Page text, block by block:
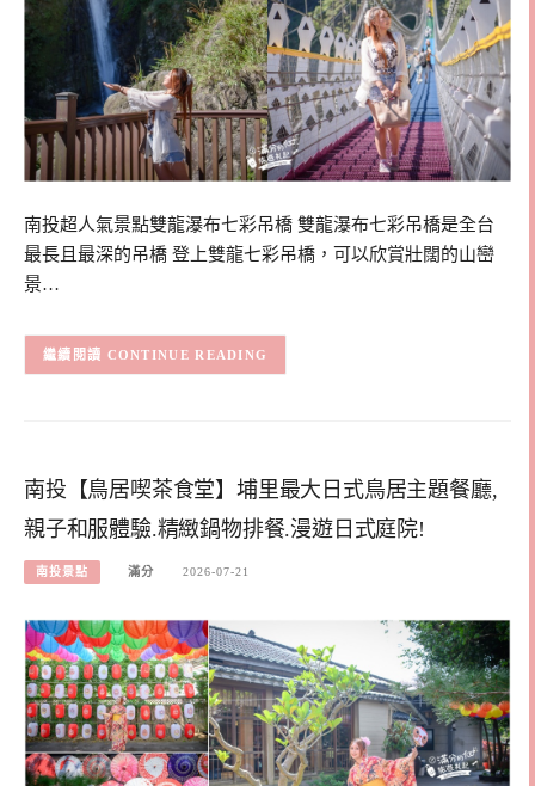
南投超人氣景點雙龍瀑布七彩吊橋 雙龍瀑布七彩吊橋是全台
最長且最深的吊橋 登上雙龍七彩吊橋，可以欣賞壯闊的山巒
景…
CONTINUE READING
南投【鳥居喫茶食堂】埔里最大日式鳥居主題餐廳,
親子和服體驗.精緻鍋物排餐.漫遊日式庭院!
南投景點 滿分 2026-07-21